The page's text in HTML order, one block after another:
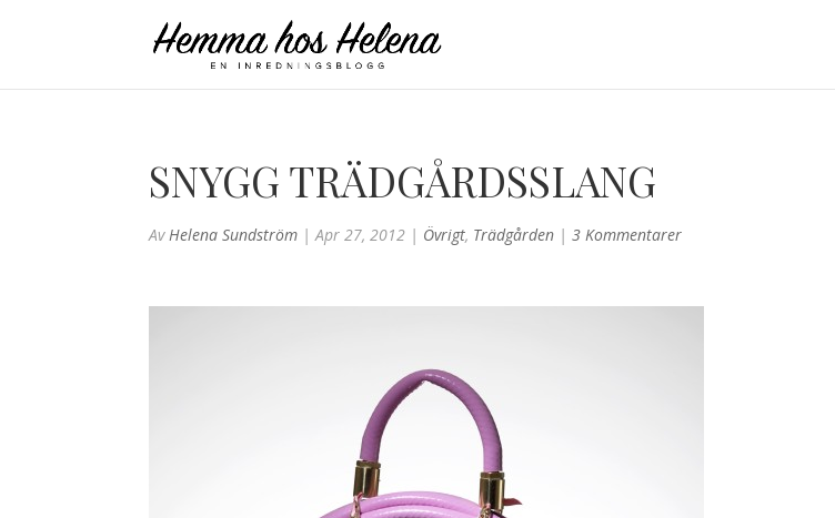
SNYGG TRÄDGÅRDSSLANG
AvHelena Sundström |Apr 27, 2012 | Övrigt, Trädgården |3 Kommentarer